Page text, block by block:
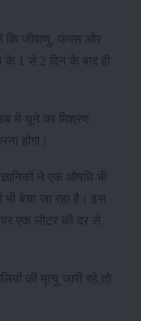
कि जीवाणु, फंगस और
के 1 से 2 दिन के बाद ही
में चूने का मिश्रण
होगा।
ने एक औषधि भी
बेचा जा रहा है। इस
एक लीटर की दर से
की मृत्यु जारी रहे,तो